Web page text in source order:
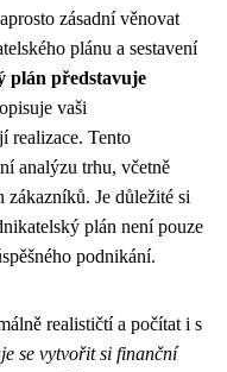
zásadní věnovat
plánu a sestavení
plán představuje
vaši
realizace. Tento
analýzu trhu, včetně
Je důležité si
plán není pouze
podnikání.
realističtí a počítat i s
se vytvořit si finanční